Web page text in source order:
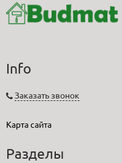
Info
Заказать звонок
Карта сайта
Разделы